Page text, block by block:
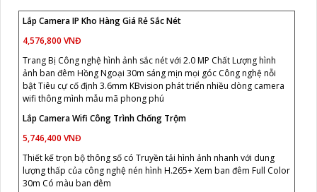
Lắp Camera IP Kho Hàng Giá Rẻ Sắc Nét
4,576,800 VNĐ
Trang Bị Công nghệ hình ảnh sắc nét với 2.0 MP Chất Lượng hình
ảnh ban đêm Hồng Ngoại 30m sáng mịn mọi góc Công nghệ nỗi
bật Tiêu cự cố định 3.6mm KBvision phát triển nhiều dòng camera
wifi thông mình mẫu mã phong phú
Lắp Camera Wifi Công Trình Chống Trộm
5,746,400 VNĐ
Thiết kế trọn bộ thông số có Truyền tải hình ảnh nhanh với dung
lượng thấp của công nghệ nén hình H.265+ Xem ban đêm Full Color
30m Có màu ban đêm